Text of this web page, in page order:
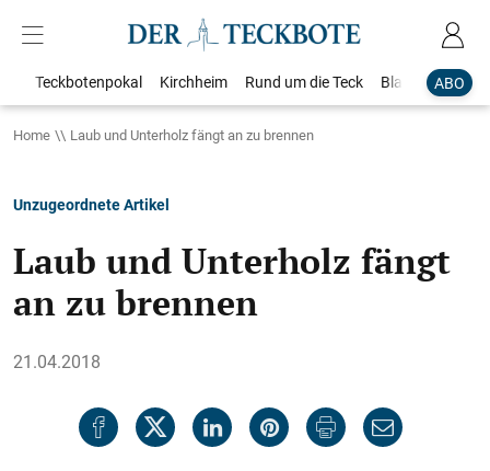
ABO
Teckbotenpokal Kirchheim Rund um die Teck Blaulicht
Home Laub und Unterholz fängt an zu brennen
Unzugeordnete Artikel
Laub und Unterholz fängt
an zu brennen
21.04.2018